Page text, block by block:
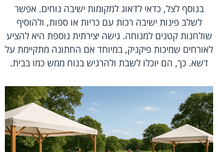
בנוסף לצל, כדאי לדאוג למקומות ישיבה נוחים. אפשר
לשלב פינות ישיבה רכות עם כריות או ספות, ולהוסיף
שולחנות קטנים למנוחה. גישה יצירתית נוספת היא להציע
לאורחים שמיכות פיקניק, במיוחד אם החתונה מתקיימת על
דשא. כך, הם יוכלו לשבת ולהרגיש בנוח ממש כמו בבית.